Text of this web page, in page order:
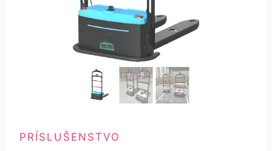
PRÍSLUŠENSTVO